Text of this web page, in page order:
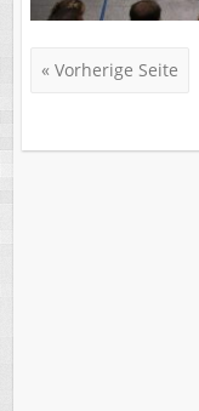
« Vorherige Seite